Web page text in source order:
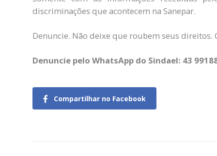
discriminações que acontecem na Sanepar.
Denuncie. Não deixe que roubem seus direitos.
Denuncie pelo WhatsApp do Sindael: 43
Compartilhar no Facebook